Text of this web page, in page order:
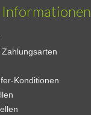
Konditionen